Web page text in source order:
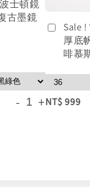
士頓鏡
古墨鏡
- +
Sale
厚底
啡慕
NT$ 999